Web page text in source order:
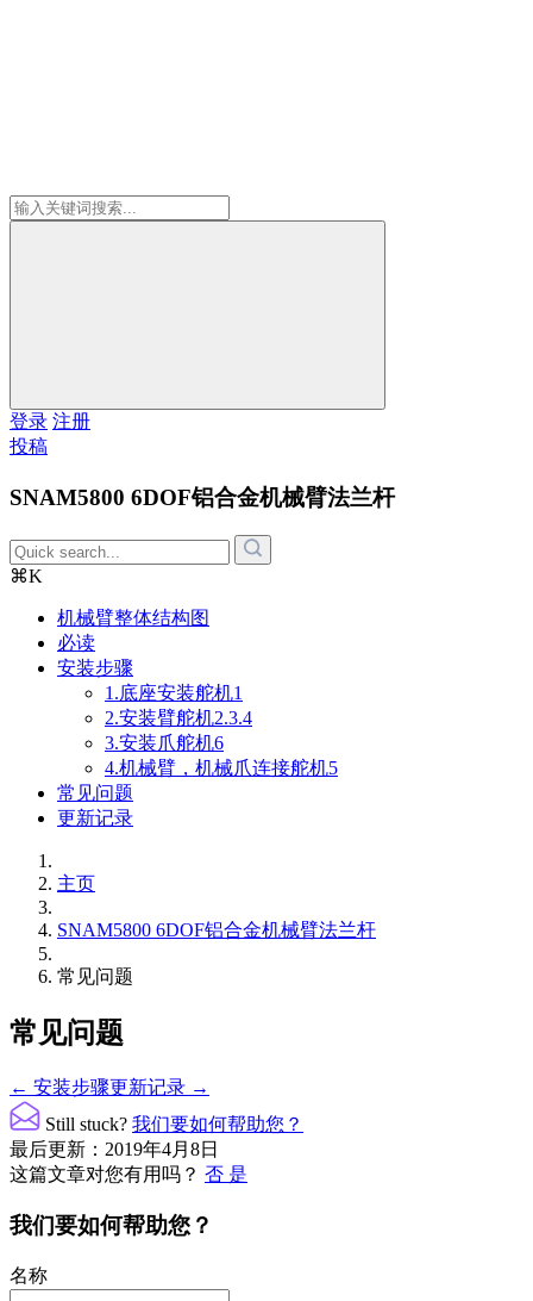
登录 注册
投稿
SNAM5800 6DOF铝合金机械臂法兰杆
⌘K
机械臂整体结构图
必读
安装步骤
1.底座安装舵机1
2.安装臂舵机2.3.4
3.安装爪舵机6
4.机械臂，机械爪连接舵机5
常见问题
更新记录
主页
SNAM5800 6DOF铝合金机械臂法兰杆
常见问题
常见问题
文
档
导
航
← 安装步骤更新记录 →
Still stuck? 我们要如何帮助您？
最后更新：2019年4月8日
这篇文章对您有用吗？ 否 是
我们要如何帮助您？
名称